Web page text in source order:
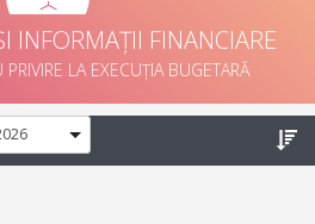
INFORMAȚII FINANCIARE
LA EXECUȚIA BUGETARĂ